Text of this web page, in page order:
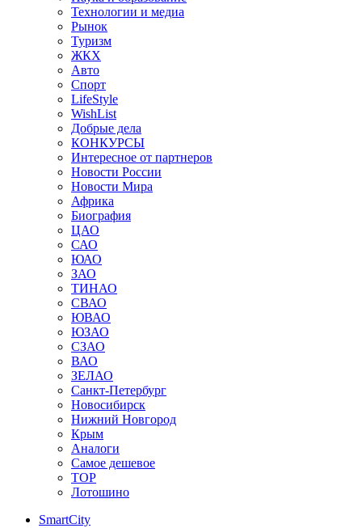
Технологии и медиа
Рынок
Туризм
ЖКХ
Авто
Спорт
LifeStyle
WishList
Добрые дела
КОНКУРСЫ
Интересное от партнеров
Новости России
Новости Мира
Африка
Биография
ЦАО
САО
ЮАО
ЗАО
ТИНАО
СВАО
ЮВАО
ЮЗАО
СЗАО
ВАО
ЗЕЛАО
Санкт-Петербург
Новосибирск
Нижний Новгород
Крым
Аналоги
Самое дешевое
TOP
Лотошино
SmartCity